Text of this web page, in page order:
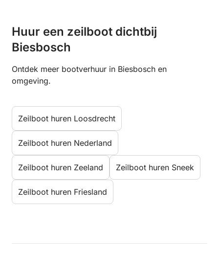
Huur een zeilboot dichtbij
Biesbosch
Ontdek meer bootverhuur in Biesbosch en
omgeving.
Zeilboot huren Loosdrecht
Zeilboot huren Nederland
Zeilboot huren Zeeland Zeilboot huren Sneek
Zeilboot huren Friesland